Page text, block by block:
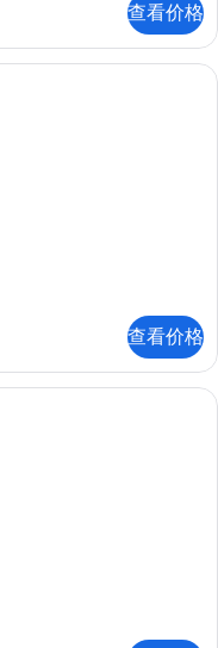
查看价格
查看价格